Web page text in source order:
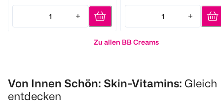
1
Quantity: 1
1
Quantity: 1
Zu allen BB Creams
Von Innen Schön: Skin-Vitamins: Gleich
entdecken